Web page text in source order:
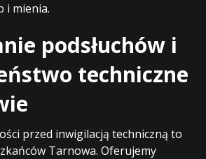
i mienia.
podsłuchów i
techniczne
przed inwigilacją techniczną to
Tarnowa. Oferujemy